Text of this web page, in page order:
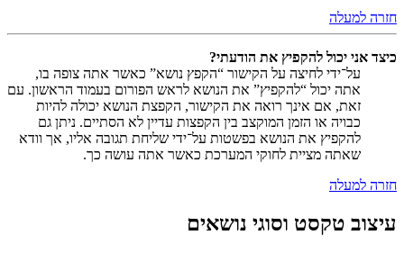
חזרה למעלה
כיצד אני יכול להקפיץ את הודעתי?
על־ידי לחיצה על הקישור “הקפץ נושא” כאשר אתה צופה בו,
אתה יכול “להקפיץ” את הנושא לראש הפורום בעמוד הראשון. עם
זאת, אם אינך רואה את הקישור, הקפצת הנושא יכולה להיות
כבויה או הזמן המוקצב בין הקפצות עדיין לא הסתיים. ניתן גם
להקפיץ את הנושא בפשטות על־ידי שליחת תגובה אליו, אך וודא
שאתה מציית לחוקי המערכת כאשר אתה עושה כך.
חזרה למעלה
עיצוב טקסט וסוגי נושאים